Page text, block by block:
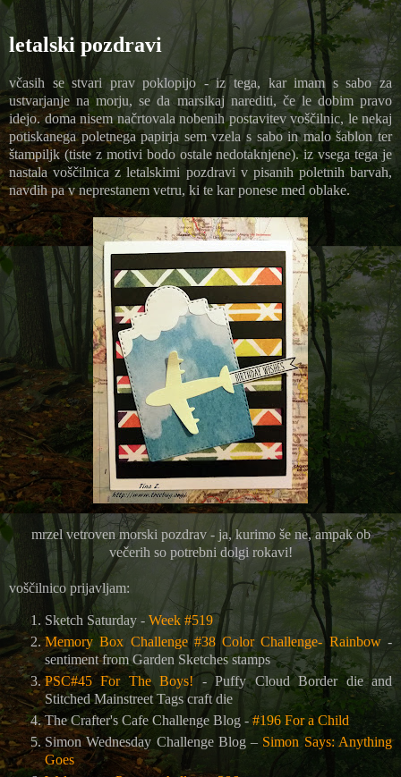
letalski pozdravi
včasih se stvari prav poklopijo - iz tega, kar imam s sabo za
ustvarjanje na morju, se da marsikaj narediti, če le dobim pravo
idejo. doma nisem načrtovala nobenih postavitev voščilnic, le nekaj
potiskanega poletnega papirja sem vzela s sabo in malo šablon ter
štampiljk (tiste z motivi bodo ostale nedotaknjene). iz vsega tega je
nastala voščilnica z letalskimi pozdravi v pisanih poletnih barvah,
navdih pa v neprestanem vetru, ki te kar ponese med oblake.
mrzel vetroven morski pozdrav - ja, kurimo še ne, ampak ob
večerih so potrebni dolgi rokavi!
voščilnico prijavljam:
Sketch Saturday - Week #519
Memory Box Challenge #38 Color Challenge- Rainbow-
sentiment fromGarden Sketches stamps
PSC#45 For The Boys! -Puffy Cloud Border die and
Stitched Mainstreet Tags craft die
The Crafter's Cafe Challenge Blog -#196 For a Child
Simon Wednesday Challenge Blog – Simon Says: Anything
Goes